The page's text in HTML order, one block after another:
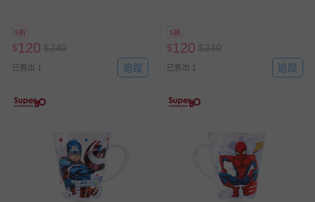
5折
$120 $240
已售出 1 追蹤
5折
$120 $240
已售出 1 追蹤